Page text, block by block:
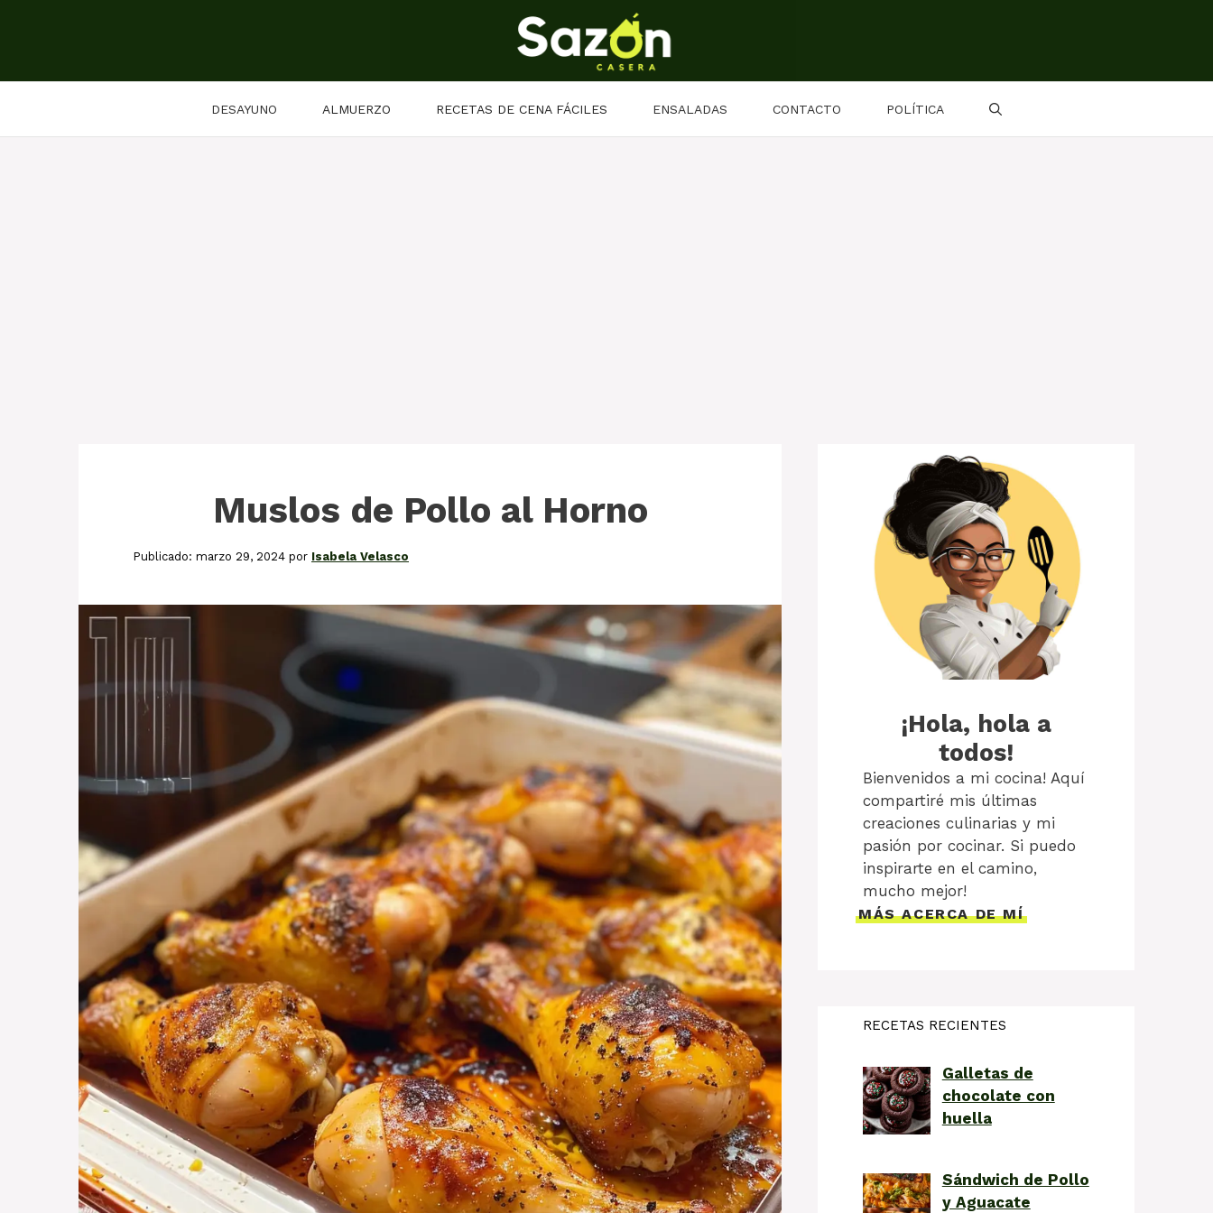
DESAYUNO ALMUERZO RECETAS DE CENA FÁCILES ENSALADAS CONTACTO POLÍTICA
Muslos de Pollo al Horno
marzo 29, 2024 por Isabela Velasco
¡Hola, hola a
todos!
Bienvenidos a mi cocina! Aquí
compartiré mis últimas
creaciones culinarias y mi
pasión por cocinar. Si puedo
inspirarte en el camino,
mucho mejor!
MÁS ACERCA DE MÍ
RECETAS RECIENTES
Galletas de
chocolate con
huella
Sándwich de Pollo
y Aguacate